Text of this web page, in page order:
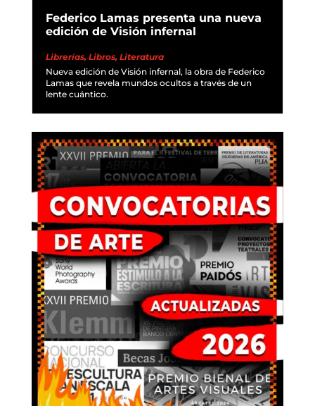
Federico Lamas presenta una nueva
edición de Visión infernal
Librerías, Libros, Literatura
Nueva edición de Visión infernal, la obra de Federico
Lamas que revela mundos ocultos a través de un
lente cuántico.